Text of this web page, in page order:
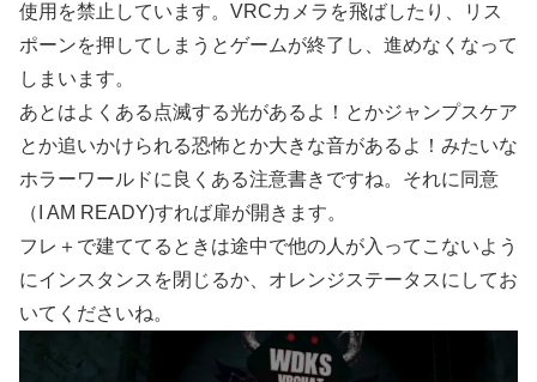
使用を禁止しています。VRCカメラを飛ばしたり、リス
ポーンを押してしまうとゲームが終了し、進めなくなって
しまいます。
あとはよくある点滅する光があるよ！とかジャンプスケア
とか追いかけられる恐怖とか大きな音があるよ！みたいな
ホラーワールドに良くある注意書きですね。それに同意
（I AM READY)すれば扉が開きます。
フレ＋で建ててるときは途中で他の人が入ってこないよう
にインスタンスを閉じるか、オレンジステータスにしてお
いてくださいね。